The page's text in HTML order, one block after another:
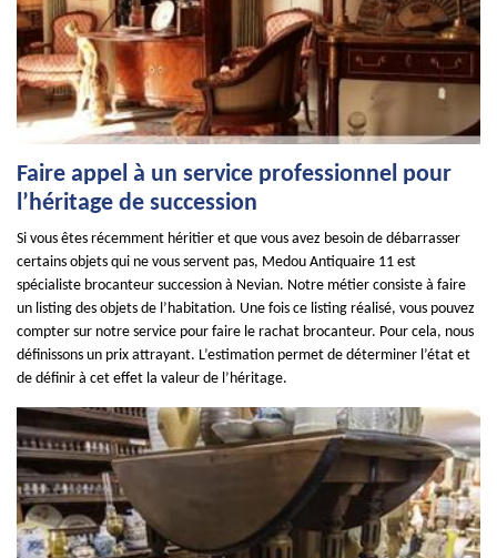
Faire appel à un service professionnel pour
l’héritage de succession
Si vous êtes récemment héritier et que vous avez besoin de débarrasser
certains objets qui ne vous servent pas, Medou Antiquaire 11 est
spécialiste brocanteur succession à Nevian. Notre métier consiste à faire
un listing des objets de l’habitation. Une fois ce listing réalisé, vous pouvez
compter sur notre service pour faire le rachat brocanteur. Pour cela, nous
définissons un prix attrayant. L’estimation permet de déterminer l’état et
de définir à cet effet la valeur de l’héritage.